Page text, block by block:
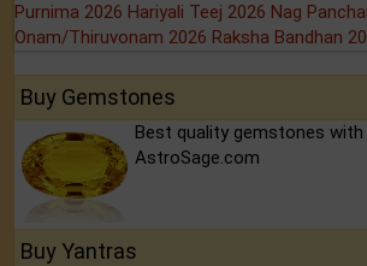
Purnima 2026 Hariyali Teej 2026 Nag
Onam/Thiruvonam 2026 Raksha Bandhan
Buy Gemstones
Best quality gemstones
AstroSage.com
Buy Yantras